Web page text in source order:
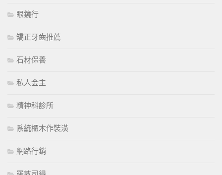
眼鏡行
矯正牙齒推薦
石材保養
私人金主
精神科診所
系統櫃木作裝潢
網路行銷